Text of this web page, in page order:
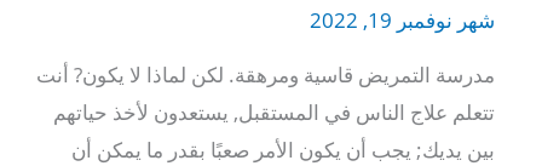
شهر نوفمبر 19, 2022
مدرسة التمريض قاسية ومرهقة. لكن لماذا لا يكون? أنت
تتعلم علاج الناس في المستقبل, يستعدون لأخذ حياتهم
بين يديك; يجب أن يكون الأمر صعبًا بقدر ما يمكن أن